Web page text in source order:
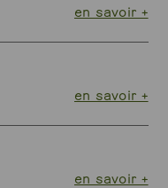
en savoir +
en savoir +
en savoir +